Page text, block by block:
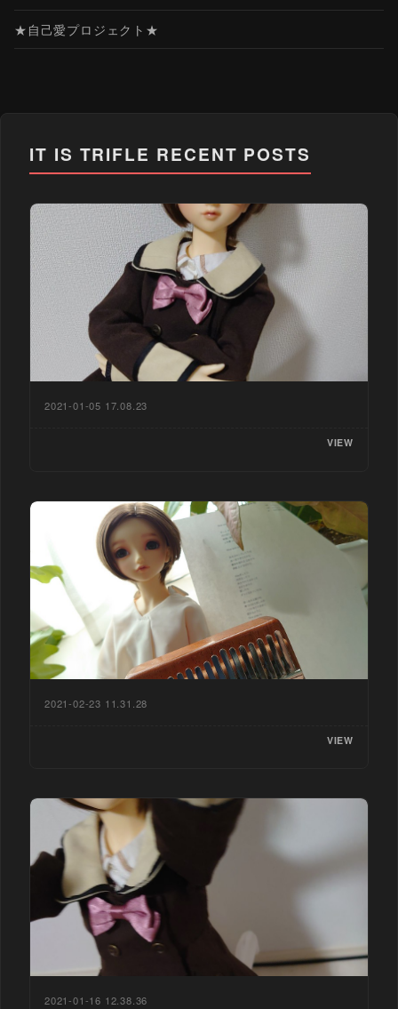
★自己愛プロジェクト★
IT IS TRIFLE RECENT POSTS
2021-01-05 17.08.23
VIEW
2021-02-23 11.31.28
VIEW
2021-01-16 12.38.36